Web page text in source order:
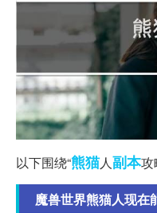
以下围绕“熊猫人副本攻
魔兽世界熊猫人现在